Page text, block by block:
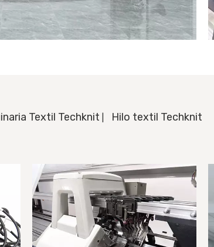
Textil Techknit Hilo textil Techknit